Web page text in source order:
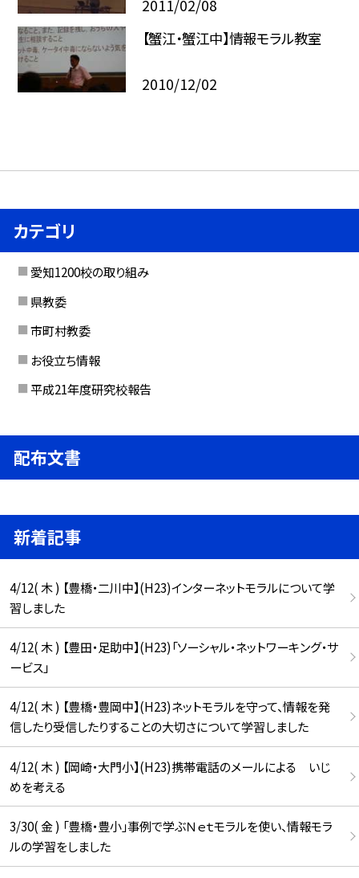
2011/02/08
【蟹江・蟹江中】情報モラル教室
2010/12/02
カテゴリ
愛知1200校の取り組み
県教委
市町村教委
お役立ち情報
平成21年度研究校報告
配布文書
新着記事
4/12( 木 ) 【豊橋・二川中】(H23)インターネットモラルについて学
習しました
4/12( 木 ) 【豊田・足助中】(H23)「ソーシャル・ネットワーキング・サ
ービス」
4/12( 木 ) 【豊橋・豊岡中】(H23)ネットモラルを守って、情報を発
信したり受信したりすることの大切さについて学習しました
4/12( 木 ) 【岡崎・大門小】(H23)携帯電話のメールによる いじ
めを考える
3/30( 金 ) 「豊橋・豊小」事例で学ぶＮｅｔモラルを使い、情報モラ
ルの学習をしました